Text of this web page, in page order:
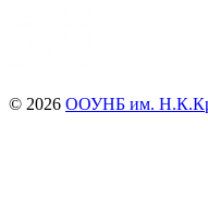
© 2026 ООУНБ им.